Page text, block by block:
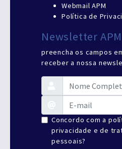
Webmail APM
Política de
Newsletter APM
preencha os campos
receber a nossa
Concordo com a
privacidade e de
pessoais?